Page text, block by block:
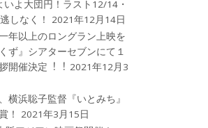
いよ大団円！ラスト12/14・
しなく！
2021年12月14日
年以上のロングラン上映を
ず』シアターセブンにて１
開催決定︕︕ 2021年12月3
横浜聡子監督『いとみち』
！
2021年3月15日